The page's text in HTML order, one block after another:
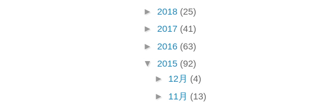
► 2018 (25)
► 2017 (41)
► 2016 (63)
▼ 2015 (92)
► 12月 (4)
► 11月 (13)